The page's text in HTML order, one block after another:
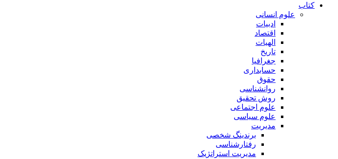
کتاب
علوم انسانی
ادبیات
اقتصاد
الهیات
تاریخ
جغرافیا
حسابداری
حقوق
روانشناسی
روش تحقیق
علوم اجتماعی
علوم سیاسی
مدیریت
برندینگ شخصی
رفتارشناسی
مدیریت استراتژیک